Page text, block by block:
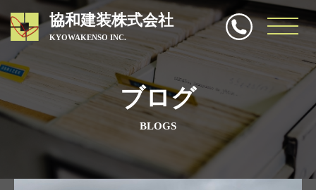
協和建装株式会社
KYOWAKENSO INC.
協和建装株式会社 >ブログ
ブログ
BLOGS